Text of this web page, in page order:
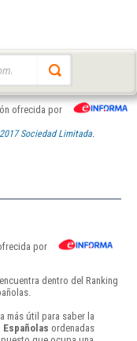
ofrecida por
Sociedad Limitada.
por
dentro del Ranking
más útil para saber la
ordenadas